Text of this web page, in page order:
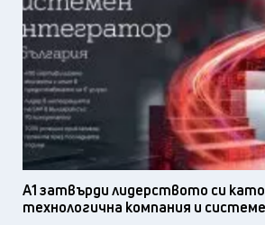
А1 затвърди лидерството си
технологична компания и